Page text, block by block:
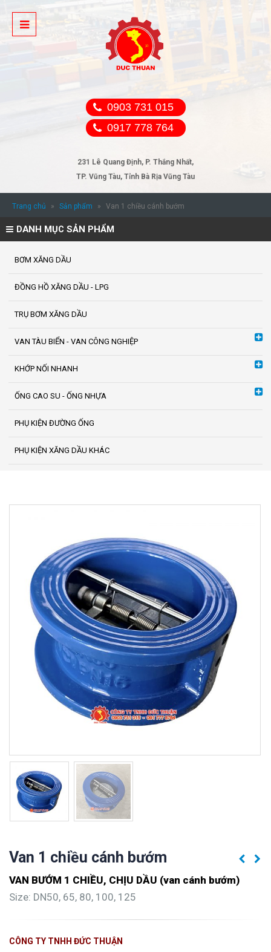
0903 731 015
0917 778 764
231 Lê Quang Định, P. Thắng Nhất,
TP. Vũng Tàu, Tỉnh Bà Rịa Vũng Tàu
Trang chủ » Sản phẩm » Van 1 chiều cánh bướm
DANH MỤC SẢN PHẨM
BƠM XĂNG DẦU
ĐỒNG HỒ XĂNG DẦU - LPG
TRỤ BƠM XĂNG DẦU
VAN TÀU BIỂN - VAN CÔNG NGHIỆP
KHỚP NỐI NHANH
ỐNG CAO SU - ỐNG NHỰA
PHỤ KIỆN ĐƯỜNG ỐNG
PHỤ KIỆN XĂNG DẦU KHÁC
Van 1 chiều cánh bướm
VAN BƯỚM 1 CHIỀU, CHỊU DẦU (van cánh bướm)
Size: DN50, 65, 80, 100, 125
CÔNG TY TNHH ĐỨC THUẬN